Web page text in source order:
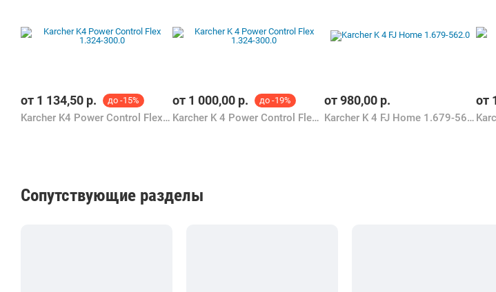
от 1 134,50 р. до -15%
Karcher K4 Power Control Flex 1.324-300.0
от 1 000,00 р. до -19%
Karcher K 4 Power Control Flex 1.324-300.0
от980,00 р.
Karcher K 4 FJ Home 1.679-562.0
от
Сопутствующие разделы